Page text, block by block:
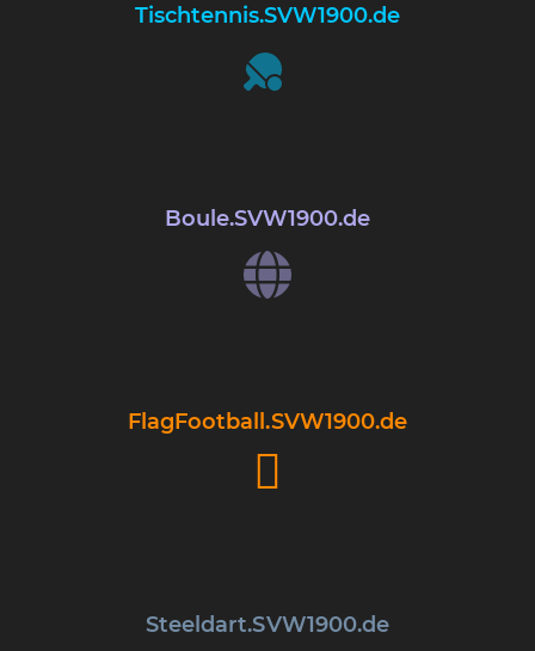
Tischtennis.SVW1900.de
Boule.SVW1900.de
FlagFootball.SVW1900.de
Steeldart.SVW1900.de